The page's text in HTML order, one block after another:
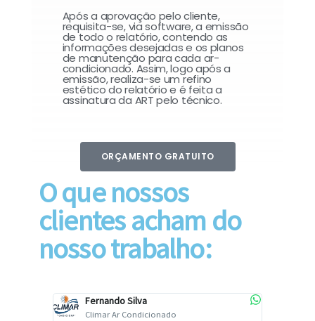
Após a aprovação pelo cliente,
requisita-se, via software, a emissão
de todo o relatório, contendo as
informações desejadas e os planos
de manutenção para cada ar-
condicionado. Assim, logo após a
emissão, realiza-se um refino
estético do relatório e é feita a
assinatura da ART pelo técnico.
ORÇAMENTO GRATUITO
O que nossos
clientes acham do
nosso trabalho:
Fernando Silva
Climar Ar Condicionado